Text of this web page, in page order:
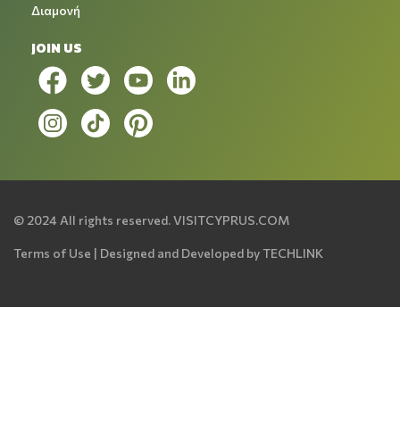
Διαμονή
JOIN US
© 2024 All rights reserved.VISITCYPRUS.COM
Terms of Use | Designed and Developed byTECHLINK